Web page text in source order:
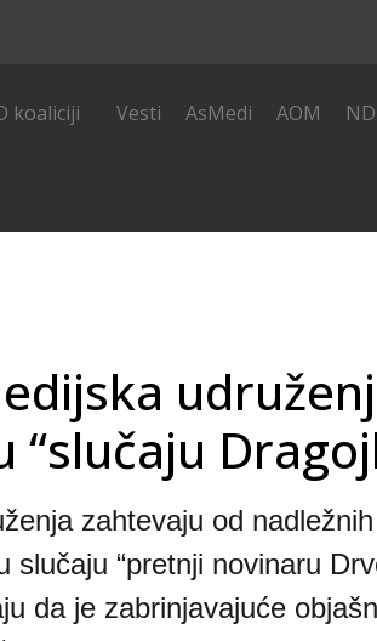
koaliciji Vesti AsMedi AOM
“slučaju
zahtevaju od
“pretnji novinaru
da je zabrinjavajuće